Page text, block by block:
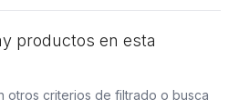
productos en esta
otros criterios de filtrado o busca